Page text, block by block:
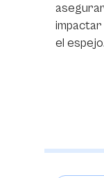
impactar
el espejo.